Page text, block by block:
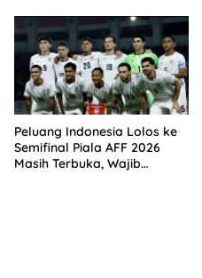
Peluang Indonesia Lolos ke
Semifinal Piala AFF 2026
Masih Terbuka, Wajib